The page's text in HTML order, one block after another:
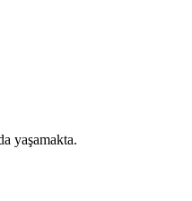
yaşamakta.